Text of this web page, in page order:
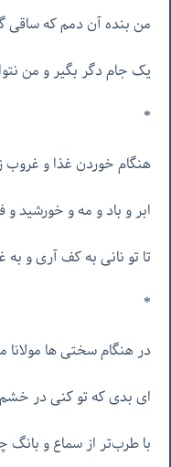
من بنده آن دمم که ساقی
یک جام دگر بگیر و من
*
هنگام خوردن غذا و غروب
ابر و باد و مه و خورشید و
تا تو نانی به کف آری و
*
در هنگام سختی ها مولانا
ای بدی که تو کنی در
با طرب‌تر از سماع و